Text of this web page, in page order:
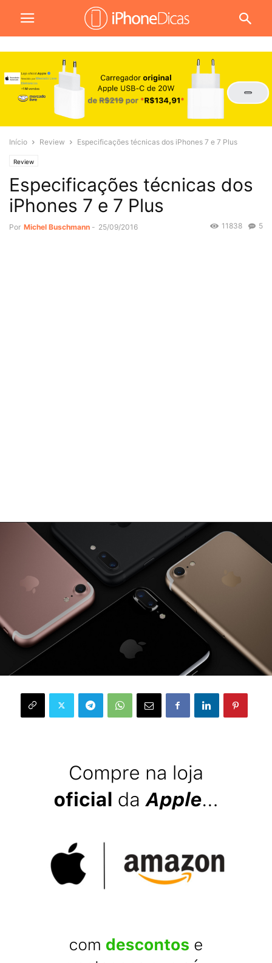
Início Review Especificações técnicas dos iPhones 7 e 7 Plus
Review
Especificações técnicas dos
iPhones 7 e 7 Plus
Por Michel Buschmann - 25/09/2016 5
11838